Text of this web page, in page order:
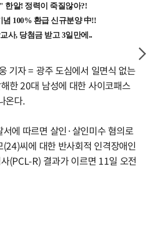
기자 = 광주 도심에서 일면식 없는
한 20대 남성에 대한 사이코패스
온다.
에 따르면 살인·살인미수 혐의로
씨에 대한 반사회적 인격장애인
(PCL-R) 결과가 이르면 11일 오전